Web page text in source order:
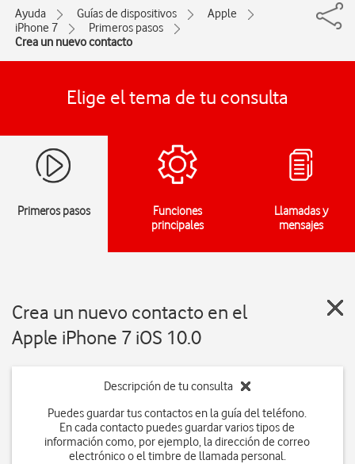
Ayuda Guías de dispositivos
Apple
iPhone 7
Primeros pasos
Crea un nuevo contacto
Elige el tema de tu consulta
Primeros pasos
Funciones
principales
Llamadas y
mensajes
Crea un nuevo contacto en el
Apple iPhone 7 iOS 10.0
Descripción de tu consulta
Puedes guardar tus contactos en la guía del teléfono.
En cada contacto puedes guardar varios tipos de
información como, por ejemplo, la dirección de correo
electrónico o el timbre de llamada personal.